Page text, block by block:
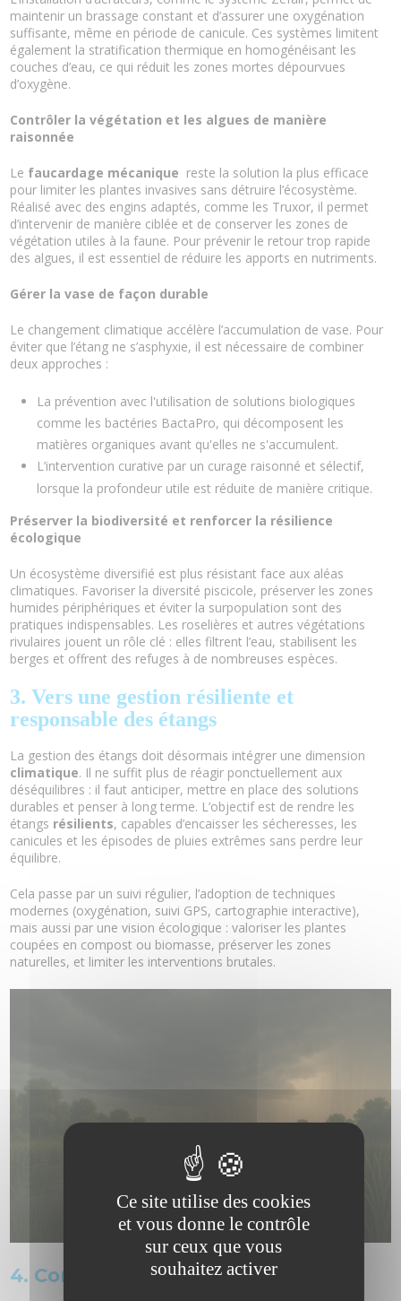
maintenir un brassage constant et d’assurer une oxygénation
suffisante, même en période de canicule. Ces systèmes limitent
également la stratification thermique en homogénéisant les
couches d’eau, ce qui réduit les zones mortes dépourvues
d’oxygène.
Contrôler la végétation et les algues de manière
raisonnée
Le faucardage mécanique reste la solution la plus efficace
pour limiter les plantes invasives sans détruire l’écosystème.
Réalisé avec des engins adaptés, comme les Truxor, il permet
d’intervenir de manière ciblée et de conserver les zones de
végétation utiles à la faune. Pour prévenir le retour trop rapide
des algues, il est essentiel de réduire les apports en nutriments.
Gérer la vase de façon durable
Le changement climatique accélère l’accumulation de vase. Pour
éviter que l’étang ne s’asphyxie, il est nécessaire de combiner
deux approches :
La prévention avec l'utilisation de solutions biologiques
comme les bactéries BactaPro, qui décomposent les
matières organiques avant qu'elles ne s'accumulent.
L’intervention curative par un curage raisonné et sélectif,
lorsque la profondeur utile est réduite de manière critique.
Préserver la biodiversité et renforcer la résilience
écologique
Un écosystème diversifié est plus résistant face aux aléas
climatiques. Favoriser la diversité piscicole, préserver les zones
humides périphériques et éviter la surpopulation sont des
pratiques indispensables. Les roselières et autres végétations
rivulaires jouent un rôle clé : elles filtrent l’eau, stabilisent les
berges et offrent des refuges à de nombreuses espèces.
3. Vers une gestion résiliente et
responsable des étangs
La gestion des étangs doit désormais intégrer une dimension
climatique. Il ne suffit plus de réagir ponctuellement aux
déséquilibres : il faut anticiper, mettre en place des solutions
durables et penser à long terme. L’objectif est de rendre les
étangs résilients, capables d’encaisser les sécheresses, les
canicules et les épisodes de pluies extrêmes sans perdre leur
équilibre.
Cela passe par un suivi régulier, l’adoption de techniques
modernes (oxygénation, suivi GPS, cartographie interactive),
mais aussi par une vision écologique : valoriser les plantes
coupées en compost ou biomasse, préserver les zones
naturelles, et limiter les interventions brutales.
4. Conclusion
Ce site utilise des cookies
et vous donne le contrôle
sur ceux que vous
souhaitez activer